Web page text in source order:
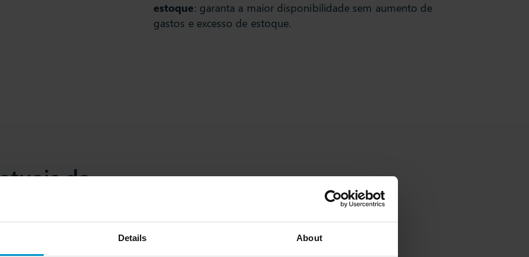
Details About
estoque: garanta a maior disponibilidade sem aumento de
gastos e excesso de estoque.
da
de MRO
MRO, garantindo soluções
de timing